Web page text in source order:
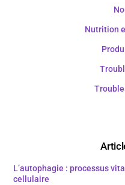
Nutrition
L’autophagie : processus
cellulaire